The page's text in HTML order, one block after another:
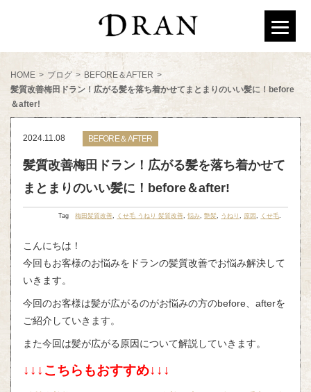
HOME > ブログ > BEFORE＆AFTER >
髪質改善梅田ドラン！広がる髪を落ち着かせてまとまりのいい髪に！before
＆after!
2024.11.08 BEFORE＆AFTER
髪質改善梅田ドラン！広がる髪を落ち着かせて
まとまりのいい髪に！before＆after!
Tag梅田髪質改善 くせ毛 うねり 髪質改善 ,悩み ,艶髪 うねり 原因 くせ毛
こんにちは！
今回もお客様のお悩みをドランの髪質改善でお悩み解決して
いきます。
今回のお客様は髪が広がるのがお悩みの方のbefore、afterを
ご紹介していきます。
また今回は髪が広がる原因について解説していきます。
↓↓↓こちらもおすすめ↓↓↓